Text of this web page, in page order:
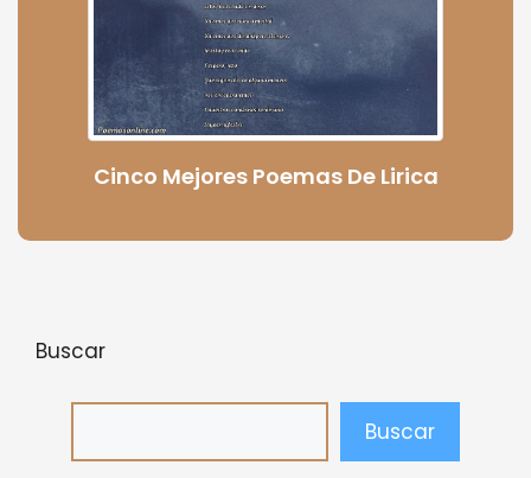
Cinco Mejores Poemas De Lirica
Buscar
Buscar